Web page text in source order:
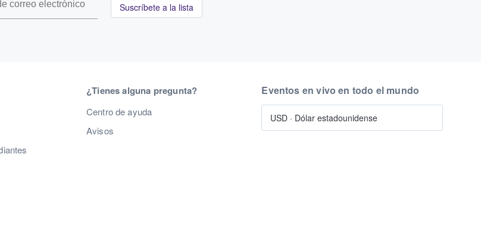
Suscríbete a la lista
¿Tienes alguna pregunta?
Centro de ayuda
Avisos
Eventos en vivo en todo el mundo
USD · Dólar estadounidense